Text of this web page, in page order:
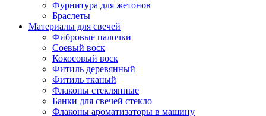
Фурнитура для жетонов
Браслеты
Материалы для свечей
Фибровые палочки
Соевый воск
Кокосовый воск
Фитиль деревянный
Фитиль тканый
Флаконы стеклянные
Банки для свечей стекло
Флаконы ароматизаторы в машину